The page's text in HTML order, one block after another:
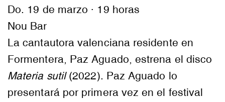
Do. 19 de marzo · 19 horas
Nou Bar
La cantautora valenciana residente en
Formentera, Paz Aguado, estrena el disco
Materia sutil(2022). Paz Aguado lo
presentará por primera vez en el festival